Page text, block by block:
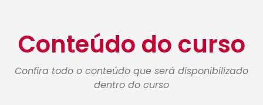
Conteúdo do curso
Confira todo o conteúdo que será disponibilizado
dentro do curso